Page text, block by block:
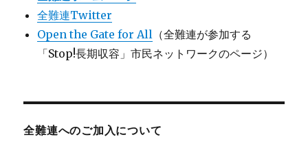
全難連Twitter
Open the Gate for All （全難連が参加する
「Stop!長期収容」市民ネットワークのページ）
全難連へのご加入について